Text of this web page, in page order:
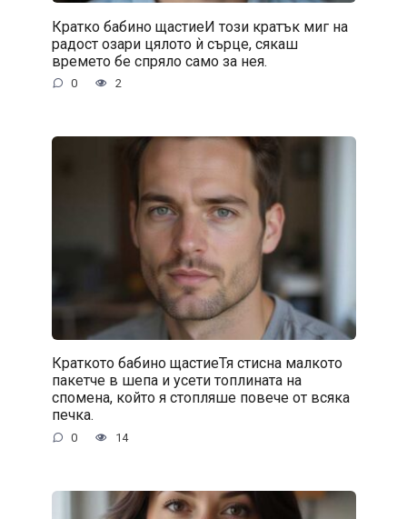
Кратко бабино щастиеИ този кратък миг на
радост озари цялото ѝ сърце, сякаш
времето бе спряло само за нея.
0 2
Краткото бабино щастиеТя стисна малкото
пакетче в шепа и усети топлината на
спомена, който я стопляше повече от всяка
печка.
0 14